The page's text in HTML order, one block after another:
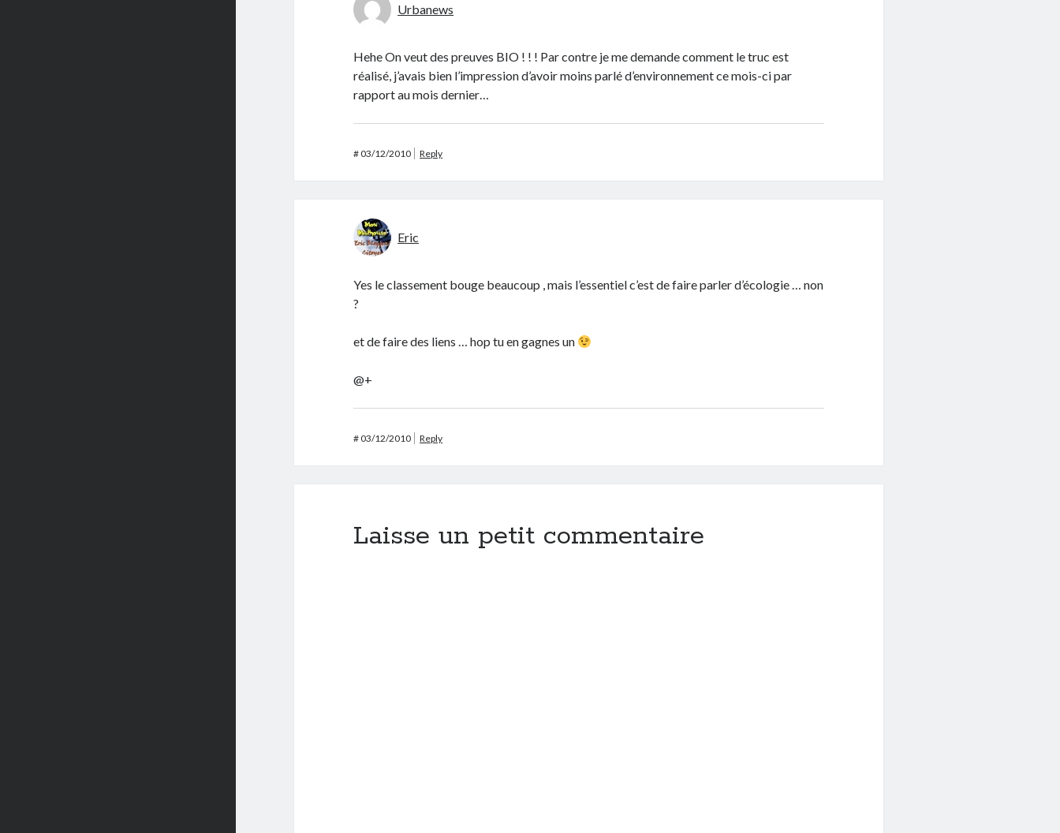
Urbanews
Hehe On veut des preuves BIO ! ! ! Par contre je me demande comment le truc est
réalisé, j’avais bien l’impression d’avoir moins parlé d’environnement ce mois-ci par
rapport au mois dernier…
#03/12/2010 Reply
Eric
Yes le classement bouge beaucoup , mais l’essentiel c’est de faire parler d’écologie … non
?
et de faire des liens … hop tu en gagnes un
@+
#03/12/2010 Reply
Laisse un petit commentaire